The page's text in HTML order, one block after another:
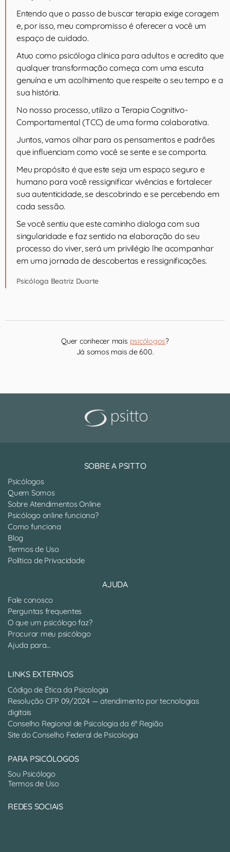
Entendo que o passo de buscar terapia exige coragem
e, por isso, meu compromisso é oferecer a você um
espaço de cuidado.
Atuo como psicóloga clínica para adultos e acredito que
qualquer transformação começa com uma escuta
genuína e um acolhimento que respeite o seu tempo e a
sua história.
No nosso processo, utilizo a Terapia Cognitivo-
Comportamental (TCC) de uma forma colaborativa.
Juntos, vamos olhar para os pensamentos e padrões
que influenciam como você se sente e se comporta.
Meu propósito é que este seja um espaço seguro e
humano para você ressignificar vivências e fortalecer
sua autenticidade, se descobrindo e se percebendo em
cada sessão.
Se você sentiu que este caminho dialoga com sua
singularidade e faz sentido na elaboração do seu
processo do viver, será um privilégio lhe acompanhar
em uma jornada de descobertas e ressignificações.
Psicóloga Beatriz Duarte
Quer conhecer mais psicólogos?
Já somos mais de 600.
SOBRE A PSITTO
Psicólogos
Quem Somos
Sobre Atendimentos Online
Psicólogo online funciona?
Como funciona
Blog
Termos de Uso
Política de Privacidade
AJUDA
Fale conosco
Perguntas frequentes
O que um psicólogo faz?
Procurar meu psicólogo
Ajuda para...
LINKS EXTERNOS
Código de Ética da Psicologia
Resolução CFP 09/2024 — atendimento por tecnologias
digitais
Conselho Regional de Psicologia da 6ª Região
Site do Conselho Federal de Psicologia
PARA PSICÓLOGOS
Sou Psicólogo
Termos de Uso
REDES SOCIAIS